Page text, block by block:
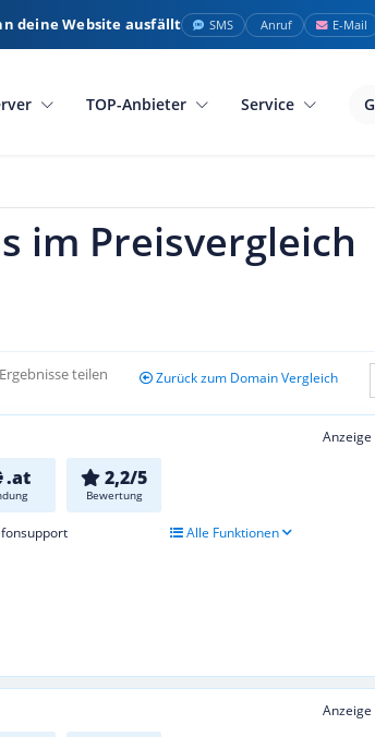
deine Website ausfällt SMS Anruf E-Mail
TOP-Anbieter Service
im Preisvergleich
Ergebnisse teilen Zurück zum Domain Vergleich
Anzeige
.at 2,2/5
Bewertung
Alle Funktionen
Anzeige